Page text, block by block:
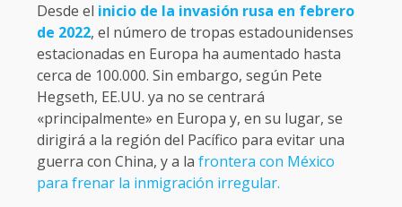
Desde el inicio de la invasión rusa en febrero
de 2022, el número de tropas estadounidenses
estacionadas en Europa ha aumentado hasta
cerca de 100.000. Sin embargo, según Pete
Hegseth, EE.UU. ya no se centrará
«principalmente» en Europa y, en su lugar, se
dirigirá a la región del Pacífico para evitar una
guerra con China, y a la frontera con México
para frenar la inmigración irregular.